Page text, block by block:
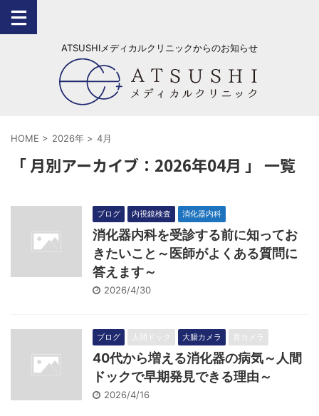
ATSUSHIメディカルクリニックからのお知らせ
HOME > 2026年 > 4月
「 月別アーカイブ：2026年04月 」 一覧
ブログ 内視鏡検査 消化器内科
消化器内科を受診する前に知ってお
きたいこと～医師がよくある質問に
答えます～
2026/4/30
ブログ 人間ドック 大腸カメラ 胃カメラ
40代から増える消化器の病気～人間
ドックで早期発見できる理由～
2026/4/16